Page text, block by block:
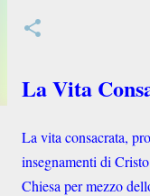
La Vita
La vita consacrata,
insegnamenti di
Chiesa per mezzo